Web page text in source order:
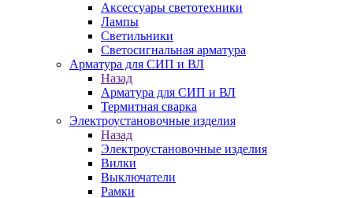
Аксессуары светотехники
Лампы
Светильники
Светосигнальная арматура
Арматура для СИП и ВЛ
Назад
Арматура для СИП и ВЛ
Термитная сварка
Электроустановочные изделия
Назад
Электроустановочные изделия
Вилки
Выключатели
Рамки